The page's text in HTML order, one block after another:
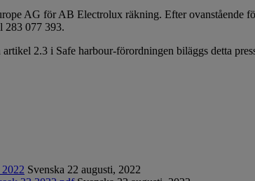
AG för AB Electrolux räkning. Efter ovanstående
283 077 393.
2.3 i Safe harbour-förordningen biläggs detta
Svenska 22 augusti, 2022